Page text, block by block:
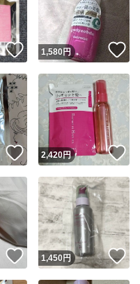
発送
このユーザーは高頻度で
ます
このユーザーは高頻度で
このユーザーは設定した
いいね！
1,580円 い
いいね！
2,420円
いいね！
1,450円 い